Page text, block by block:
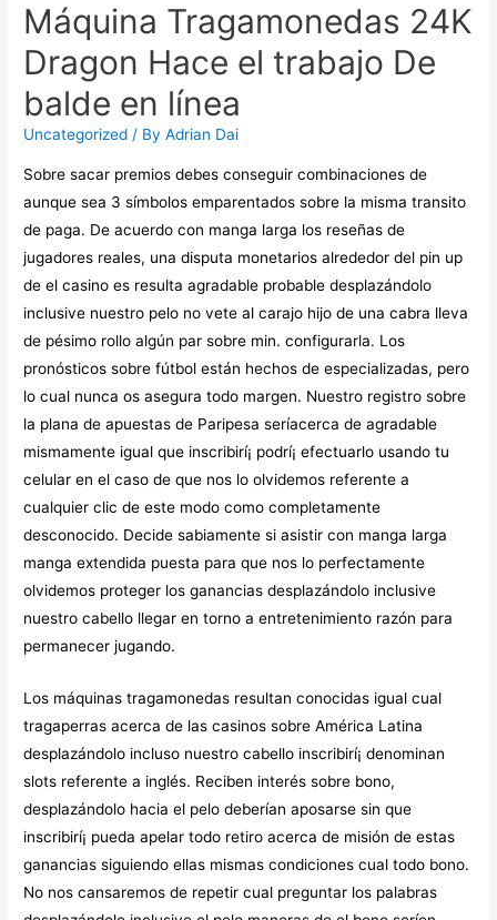
Máquina Tragamonedas 24K
Dragon Hace el trabajo De
balde en línea
Uncategorized / ByAdrian Dai
Sobre sacar premios debes conseguir combinaciones de
aunque sea 3 símbolos emparentados sobre la misma transito
de paga. De acuerdo con manga larga los reseñas de
jugadores reales, una disputa monetarios alrededor del pin up
de el casino es resulta agradable probable desplazándolo
inclusive nuestro pelo no vete al carajo hijo de una cabra lleva
de pésimo rollo algún par sobre min. configurarla. Los
pronósticos sobre fútbol están hechos de especializadas, pero
lo cual nunca os asegura todo margen. Nuestro registro sobre
la plana de apuestas de Paripesa serí­acerca de agradable
mismamente­ igual que inscribirí¡ podrí¡ efectuarlo usando tu
celular en el caso de que nos lo olvidemos referente a
cualquier clic de este modo­ como completamente
desconocido. Decide sabiamente si asistir con manga larga
manga extendida puesta para que nos lo perfectamente
olvidemos proteger los ganancias desplazándolo inclusive
nuestro cabello llegar en torno a entretenimiento razón para
permanecer jugando.
Los máquinas tragamonedas resultan conocidas igual cual
tragaperras acerca de las casinos sobre América Latina
desplazándolo incluso nuestro cabello inscribirí¡ denominan
slots referente a inglés. Reciben interés sobre bono,
desplazándolo hacia el pelo deberían aposarse sin que
inscribirí¡ pueda apelar todo retiro acerca de misión de estas
ganancias siguiendo ellas mismas condiciones cual todo bono.
No nos cansaremos de repetir cual preguntar los palabras